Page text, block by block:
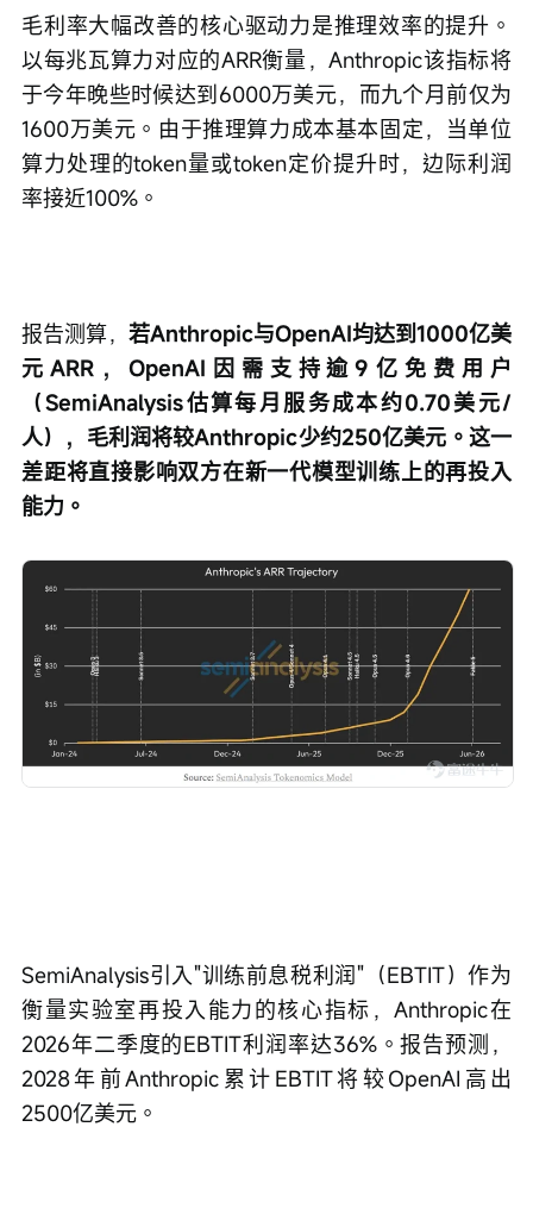
毛利率大幅改善的核心驱动力是推理效率的提升。
以每兆瓦算力对应的ARR衡量，Anthropic该指标将
于今年晚些时候达到6000万美元，而九个月前仅为
1600万美元。由于推理算力成本基本固定，当单位
算力处理的token量或token定价提升时，边际利润
率接近100%。
报告测算， 若Anthropic与OpenAI均达到1000亿美
元ARR，OpenAI因需支持逾9亿免费用户
（SemiAnalysis估算每月服务成本约0.70美元/
人），毛利润将较Anthropic少约250亿美元。这一
差距将直接影响双方在新一代模型训练上的再投入
能力。
SemiAnalysis引入"训练前息税利润"（EBTIT）作为
衡量实验室再投入能力的核心指标，Anthropic在
2026年二季度的EBTIT利润率达36%。报告预测，
2028年前Anthropic累计EBTIT将较OpenAI高出
2500亿美元。